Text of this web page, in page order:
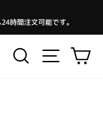
時間注文可能です。
検索 サイトカ